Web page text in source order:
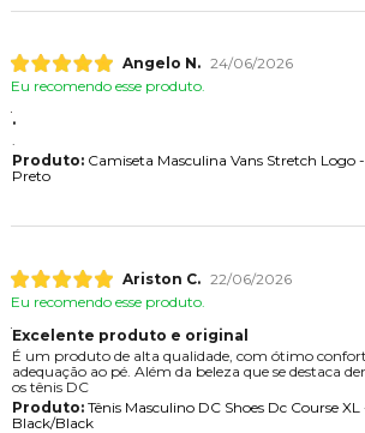
Angelo N. 24/06/2026
Eu recomendo esse produto.
.
.
Produto:Camiseta Masculina Vans Stretch Logo -
Preto
Ariston C. 22/06/2026
Eu recomendo esse produto.
Excelente produto e original
É um produto de alta qualidade, com ótimo
adequação ao pé. Além da beleza que se destaca
os tênis DC
Produto:Tênis Masculino DC Shoes Dc Course XL
Black/Black